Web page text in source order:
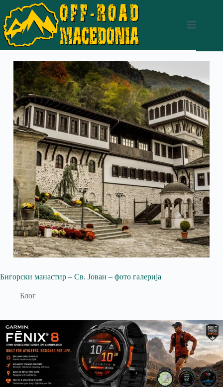
Бигорски манастир – Св. Јован – фото галерија
Блог